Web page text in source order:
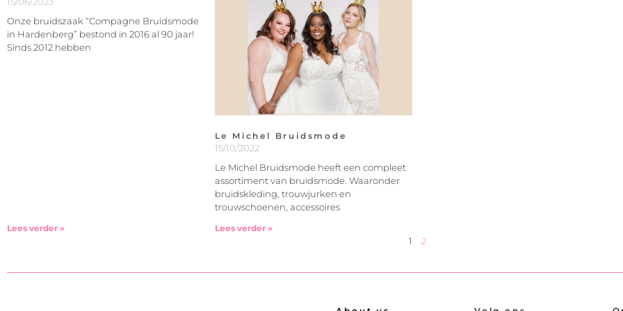
Onze bruidszaak “Compagne Bruidsmode
in Hardenberg” bestond in 2016 al 90 jaar!
Sinds 2012 hebben
Lees verder »
Le Michel Bruidsmode
15/10/2022
Le Michel Bruidsmode heeft een compleet
assortiment van bruidsmode. Waaronder
bruidskleding, trouwjurken en
trouwschoenen, accessoires
Lees verder »
1 2